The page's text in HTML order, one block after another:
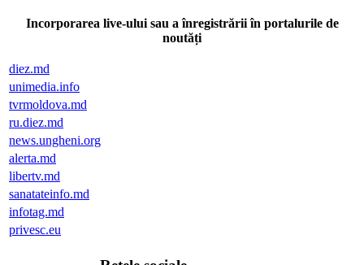
Incorporarea live-ului sau a înregistrării în portalurile de
noutăți
diez.md
unimedia.info
tvrmoldova.md
ru.diez.md
news.ungheni.org
alerta.md
libertv.md
sanatateinfo.md
infotag.md
privesc.eu